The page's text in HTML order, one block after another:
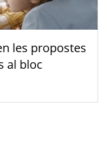
les propostes
al bloc